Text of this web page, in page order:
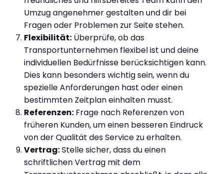
Umzug angenehmer gestalten und dir bei
Fragen oder Problemen zur Seite stehen.
Flexibilität: Überprüfe, ob das
Transportunternehmen flexibel ist und deine
individuellen Bedürfnisse berücksichtigen kann.
Dies kann besonders wichtig sein, wenn du
spezielle Anforderungen hast oder einen
bestimmten Zeitplan einhalten musst.
Referenzen: Frage nach Referenzen von
früheren Kunden, um einen besseren Eindruck
von der Qualität des Service zu erhalten.
Vertrag:Stelle sicher, dass du einen
schriftlichen Vertrag mit dem